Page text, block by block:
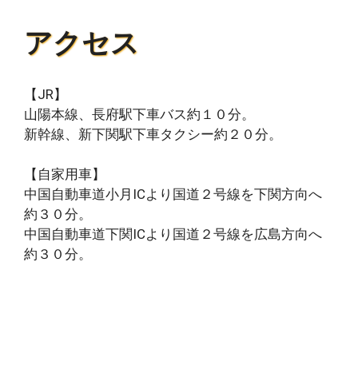
アクセス
【JR】
山陽本線、長府駅下車バス約１０分。
新幹線、新下関駅下車タクシー約２０分。
【自家用車】
中国自動車道小月ICより国道２号線を下関方向へ
約３０分。
中国自動車道下関ICより国道２号線を広島方向へ
約３０分。